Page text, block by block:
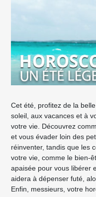
Cet été, profitez de la
soleil, aux vacances et à
votre vie. Découvrez
et vous évader loin des
réinventer, tandis que les
votre vie, comme le bien-
apaisée pour vous libérer
aidera à dépenser futé,
Enfin, messieurs, votre